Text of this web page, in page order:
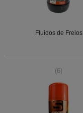
Fluidos de Freios
(6)